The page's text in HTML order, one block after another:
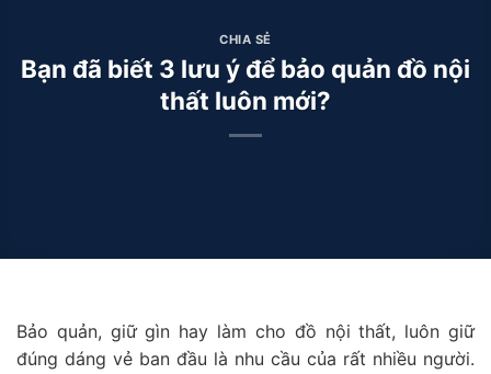
CHIA SẺ
Bạn đã biết 3 lưu ý để bảo quản đồ nội
thất luôn mới?
Bảo quản, giữ gìn hay làm cho đồ nội thất, luôn giữ
đúng dáng vẻ ban đầu là nhu cầu của rất nhiều người.